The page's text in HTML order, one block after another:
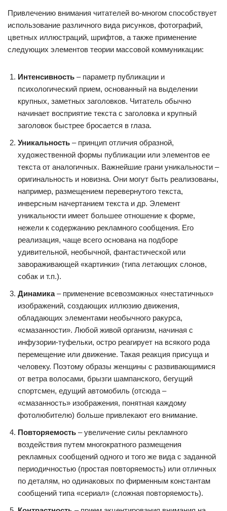
Привлечению внимания читателей во-многом способствует
использование различного вида рисунков, фотографий,
цветных иллюстраций, шрифтов, а также применение
следующих элементов теории массовой коммуникации:
Интенсивность – параметр публикации и
психологический прием, основанный на выделении
крупных, заметных заголовков. Читатель обычно
начинает восприятие текста с заголовка и крупный
заголовок быстрее бросается в глаза.
Уникальность – принцип отличия образной,
художественной формы публикации или элементов ее
текста от аналогичных. Важнейшие грани уникальности –
оригинальность и новизна. Они могут быть реализованы,
например, размещением перевернутого текста,
инверсным начертанием текста и др. Элемент
уникальности имеет большее отношение к форме,
нежели к содержанию рекламного сообщения. Его
реализация, чаще всего основана на подборе
удивительной, необычной, фантастической или
завораживающей «картинки» (типа летающих слонов,
собак и т.п.).
Динамика– применение всевозможных «нестатичных»
изображений, создающих иллюзию движения,
обладающих элементами необычного ракурса,
«смазанности». Любой живой организм, начиная с
инфузории-туфельки, остро реагирует на всякого рода
перемещение или движение. Такая реакция присуща и
человеку. Поэтому образы женщины с развивающимися
от ветра волосами, брызги шампанского, бегущий
спортсмен, едущий автомобиль (отсюда –
«смазанность» изображения, понятная каждому
фотолюбителю) больше привлекают его внимание.
Повторяемость – увеличение силы рекламного
воздействия путем многократного размещения
рекламных сообщений одного и того же вида с заданной
периодичностью (простая повторяемость) или отличных
по деталям, но одинаковых по фирменным константам
сообщений типа «сериал» (сложная повторяемость).